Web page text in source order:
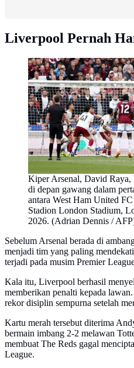
Liverpool Pernah
Kiper Arsenal, David Raya,
di depan gawang dalam
antara West Ham United
Stadion London Stadium,
2026. (Adrian Dennis /
Sebelum Arsenal berada di
menjadi tim yang paling
terjadi pada musim Premier
Kala itu, Liverpool berhasil
memberikan penalti kepada
rekor disiplin sempurna setelah
Kartu merah tersebut diterima
bermain imbang 2-2 melawan
membuat The Reds gagal
League.